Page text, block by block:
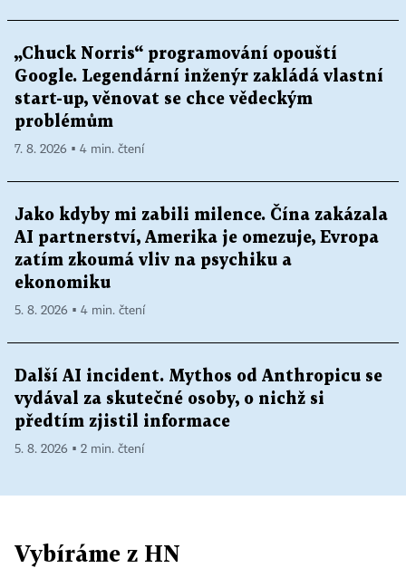
„Chuck Norris“ programování opouští
Google. Legendární inženýr zakládá vlastní
start-up, věnovat se chce vědeckým
problémům
7. 8. 2026 ▪ 4 min. čtení
Jako kdyby mi zabili milence. Čína zakázala
AI partnerství, Amerika je omezuje, Evropa
zatím zkoumá vliv na psychiku a
ekonomiku
5. 8. 2026 ▪ 4 min. čtení
Další AI incident. Mythos od Anthropicu se
vydával za skutečné osoby, o nichž si
předtím zjistil informace
5. 8. 2026 ▪ 2 min. čtení
Vybíráme z HN